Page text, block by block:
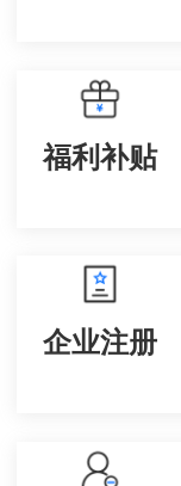
福利补贴
企业注册